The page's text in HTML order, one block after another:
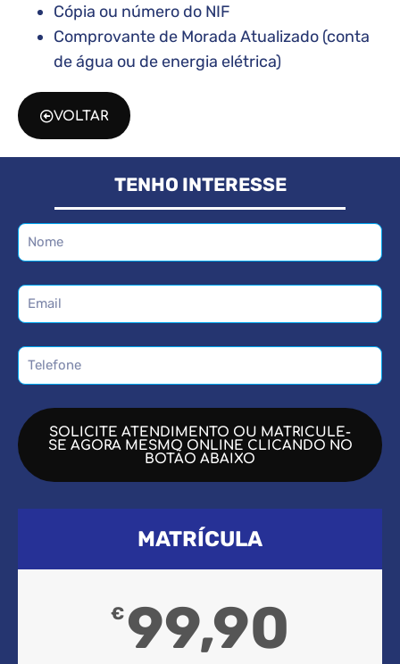
Cópia ou número do NIF
Comprovante de Morada Atualizado (conta
de água ou de energia elétrica)
VOLTAR
TENHO INTERESSE
SOLICITE ATENDIMENTO OU MATRICULE-
SE AGORA MESMO ONLINE CLICANDO NO
BOTÃO ABAIXO
MATRÍCULA
€ 99,90